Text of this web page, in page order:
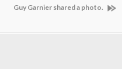
Guy Garnier shared a photo.